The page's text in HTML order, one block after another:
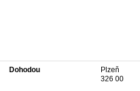
Dohodou
Plzeň
326 00